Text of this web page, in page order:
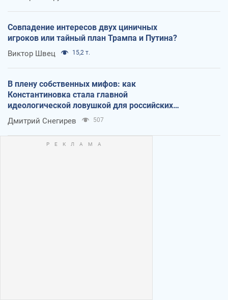
Совпадение интересов двух циничных
игроков или тайный план Трампа и Путина?
Виктор Швец 15,2 т.
В плену собственных мифов: как
Константиновка стала главной
идеологической ловушкой для российских
оккупантов
Дмитрий Снегирев 507